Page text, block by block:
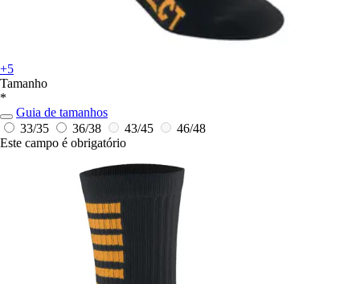
+5
Tamanho
*
Guia de tamanhos
33/35
36/38 43/45
46/48
Este campo é obrigatório